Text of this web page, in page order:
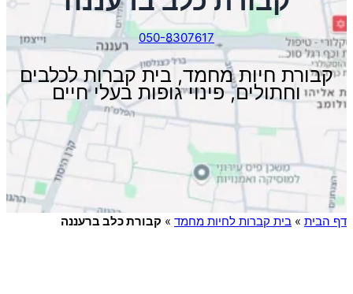
050-8307617
קבורת חיות מחמד, בית קברות לכלבים
וחתולים, פינוי גופות בעלי חיים
דף הבית » בית קברות לחיות מחמד » קבורת כלב ברעננה